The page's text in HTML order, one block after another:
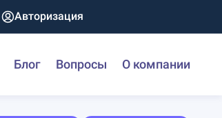
Авторизация
Блог Вопросы О компании